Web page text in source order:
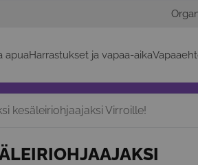
apuaHarrastukset ja vapaa-aika
kesäleiriohjaajaksi Virroille!